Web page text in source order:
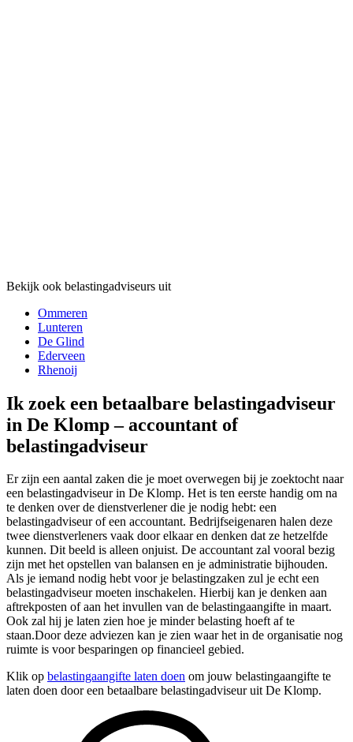
Bekijk ook belastingadviseurs uit
Ommeren
Lunteren
De Glind
Ederveen
Rhenoij
Ik zoek een betaalbare belastingadviseur
in De Klomp – accountant of
belastingadviseur
Er zijn een aantal zaken die je moet overwegen bij je zoektocht naar
een belastingadviseur in De Klomp. Het is ten eerste handig om na
te denken over de dienstverlener die je nodig hebt: een
belastingadviseur of een accountant. Bedrijfseigenaren halen deze
twee dienstverleners vaak door elkaar en denken dat ze hetzelfde
kunnen. Dit beeld is alleen onjuist. De accountant zal vooral bezig
zijn met het opstellen van balansen en je administratie bijhouden.
Als je iemand nodig hebt voor je belastingzaken zul je echt een
belastingadviseur moeten inschakelen. Hierbij kan je denken aan
aftrekposten of aan het invullen van de belastingaangifte in maart.
Ook zal hij je laten zien hoe je minder belasting hoeft af te
staan.Door deze adviezen kan je zien waar het in de organisatie nog
ruimte is voor besparingen op financieel gebied.
Klik op belastingaangifte laten doen om jouw belastingaangifte te
laten doen door een betaalbare belastingadviseur uit De Klomp.